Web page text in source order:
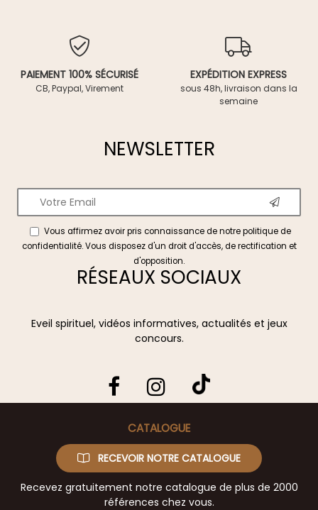
PAIEMENT 100% SÉCURISÉ
CB, Paypal, Virement
EXPÉDITION EXPRESS
sous 48h, livraison dans la
semaine
NEWSLETTER
Vous affirmez avoir pris connaissance de notrepolitique de
confidentialité. Vous disposez d'un droit d'accès, de rectification et
d'opposition.
RÉSEAUX SOCIAUX
Eveil spirituel, vidéos informatives, actualités et jeux
concours.
CATALOGUE
RECEVOIR NOTRE CATALOGUE
Recevez gratuitement notre catalogue de plus de 2000
références chez vous.